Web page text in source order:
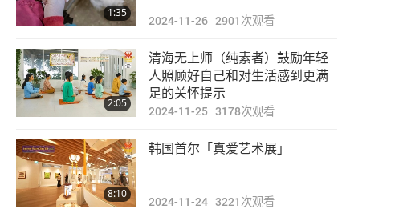
25
30:32
26
32:00
焦点新闻
27
31:32
1:35
2024-11-26 2901 次观看
2:05
清海无上师（纯素者）鼓励年轻
人照顾好自己和对生活感到更满
足的关怀提示
2024-11-25 3178次观看
8:10
韩国首尔「真爱艺术展」
2024-11-24 3221 次观看